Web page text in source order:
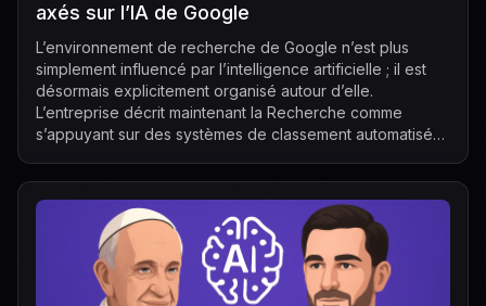
axés sur l’IA de Google
L’environnement de recherche de Google n’est plus
simplement influencé par l’intelligence artificielle ; il est
désormais explicitement organisé autour d’elle.
L’entreprise décrit maintenant la Recherche comme
s’appuyant sur des systèmes de classement automatisés